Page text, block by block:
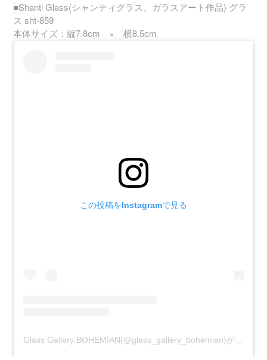
■Shanti Glass(シャンティグラス、ガラスアート作品) グラ
ス sht-859
本体サイズ：縦7.8cm × 横8.5cm
この投稿をInstagramで見る
Glass Gallery BOHEMIAN(@glass_gallery_bohemian)がシェアした投稿